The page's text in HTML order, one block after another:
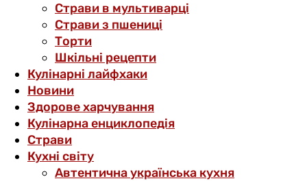
Страви в мультиварці
Страви з пшениці
Торти
Шкільні рецепти
Кулінарні лайфхаки
Новини
Здорове харчування
Кулінарна енциклопедія
Страви
Кухні світу
Автентична українська кухня